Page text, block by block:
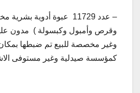
– عدد 11729 عبوة أدوية
وقرص وأمبول وكبسولة ) مدون
وغير مخصصة للبيع تم ضبطها
كمؤسسة صيدلية وغير مستوفى